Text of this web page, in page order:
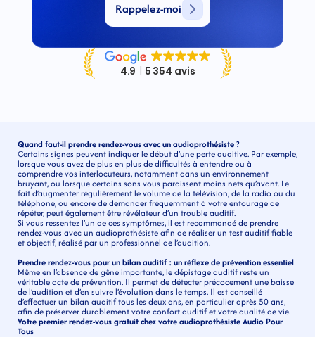
Rappelez-moi
Quand faut-il prendre rendez-vous avec un audioprothésiste ?
Certains signes peuvent indiquer le début d’une perte auditive. Par exemple,
lorsque vous avez de plus en plus de difficultés à entendre ou à
comprendre vos interlocuteurs, notamment dans un environnement
bruyant, ou lorsque certains sons vous paraissent moins nets qu’avant. Le
fait d’augmenter régulièrement le volume de la télévision, de la radio ou du
téléphone, ou encore de demander fréquemment à votre entourage de
répéter, peut également être révélateur d’un trouble auditif.
Si vous ressentez l’un de ces symptômes, il est recommandé de prendre
rendez-vous avec un audioprothésiste afin de réaliser un test auditif fiable
et objectif, réalisé par un professionnel de l’audition.
Prendre rendez-vous pour un bilan auditif : un réflexe de prévention essentiel
Même en l’absence de gêne importante, le dépistage auditif reste un
véritable acte de prévention. Il permet de détecter précocement une baisse
de l’audition et d’en suivre l’évolution dans le temps. Il est conseillé
d’effectuer un bilan auditif tous les deux ans, en particulier après 50 ans,
afin de préserver durablement votre confort auditif et votre qualité de vie.
Votre premier rendez-vous gratuit chez votre audioprothésiste Audio Pour
Tous